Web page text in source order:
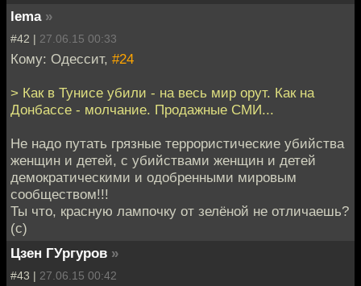
lema »
#42 | 27.06.15 00:33
Кому: Одессит, #24
> Как в Тунисе убили - на весь мир орут. Как на
Донбассе - молчание. Продажные СМИ...
Не надо путать грязные террористические убийства
женщин и детей, с убийствами женщин и детей
демократическими и одобренными мировым
сообществом!!!
Ты что, красную лампочку от зелёной не отличаешь?
(с)
Цзен ГУргуров »
#43 | 27.06.15 00:42